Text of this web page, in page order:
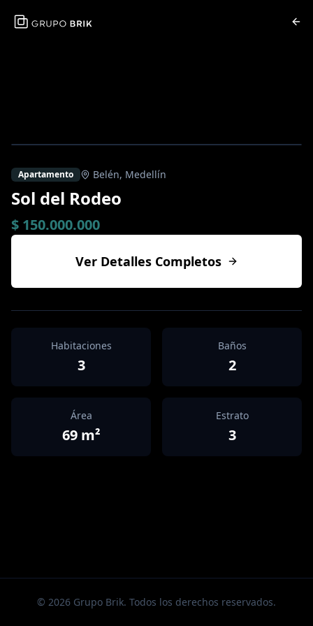
Apartamento Belén, Medellín
Sol del Rodeo
$ 150.000.000
Ver Detalles Completos
Habitaciones
3
Baños
2
Área
69m²
Estrato
3
© 2026 Grupo Brik. Todos los derechos reservados.